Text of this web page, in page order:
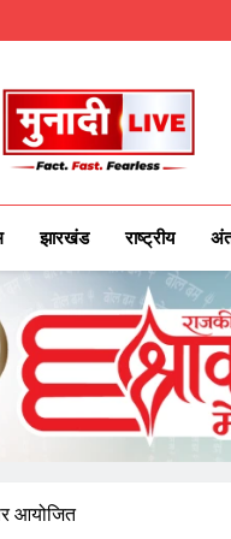
Munadi Live –
झारखंड राष्ट्रीय
आयोजित